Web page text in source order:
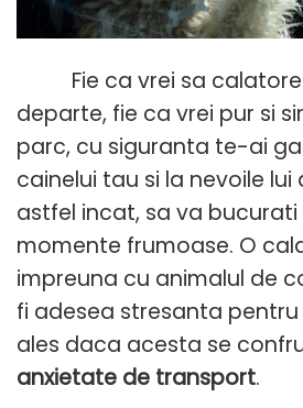
Fie ca vrei sa
departe, fie ca vrei pur si
parc, cu siguranta te-ai
cainelui tau si la nevoile lui
astfel incat, sa va
momente frumoase. O
impreuna cu animalul de
fi adesea stresanta
ales daca acesta se
anxietate de transport.